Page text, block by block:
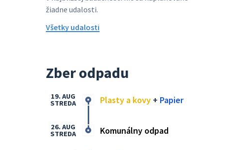
žiadne udalosti.
Všetky udalosti
Zber odpadu
Plasty a kovy + Papier
19. AUG
STREDA
Komunálny odpad
26. AUG
STREDA